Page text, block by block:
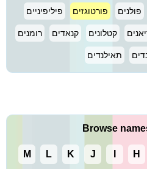
פולנים פורטוגזים פיליפיניים
קטלונים קנאדים רומנים
תאילנדים
Browse
H
J
K
L
M